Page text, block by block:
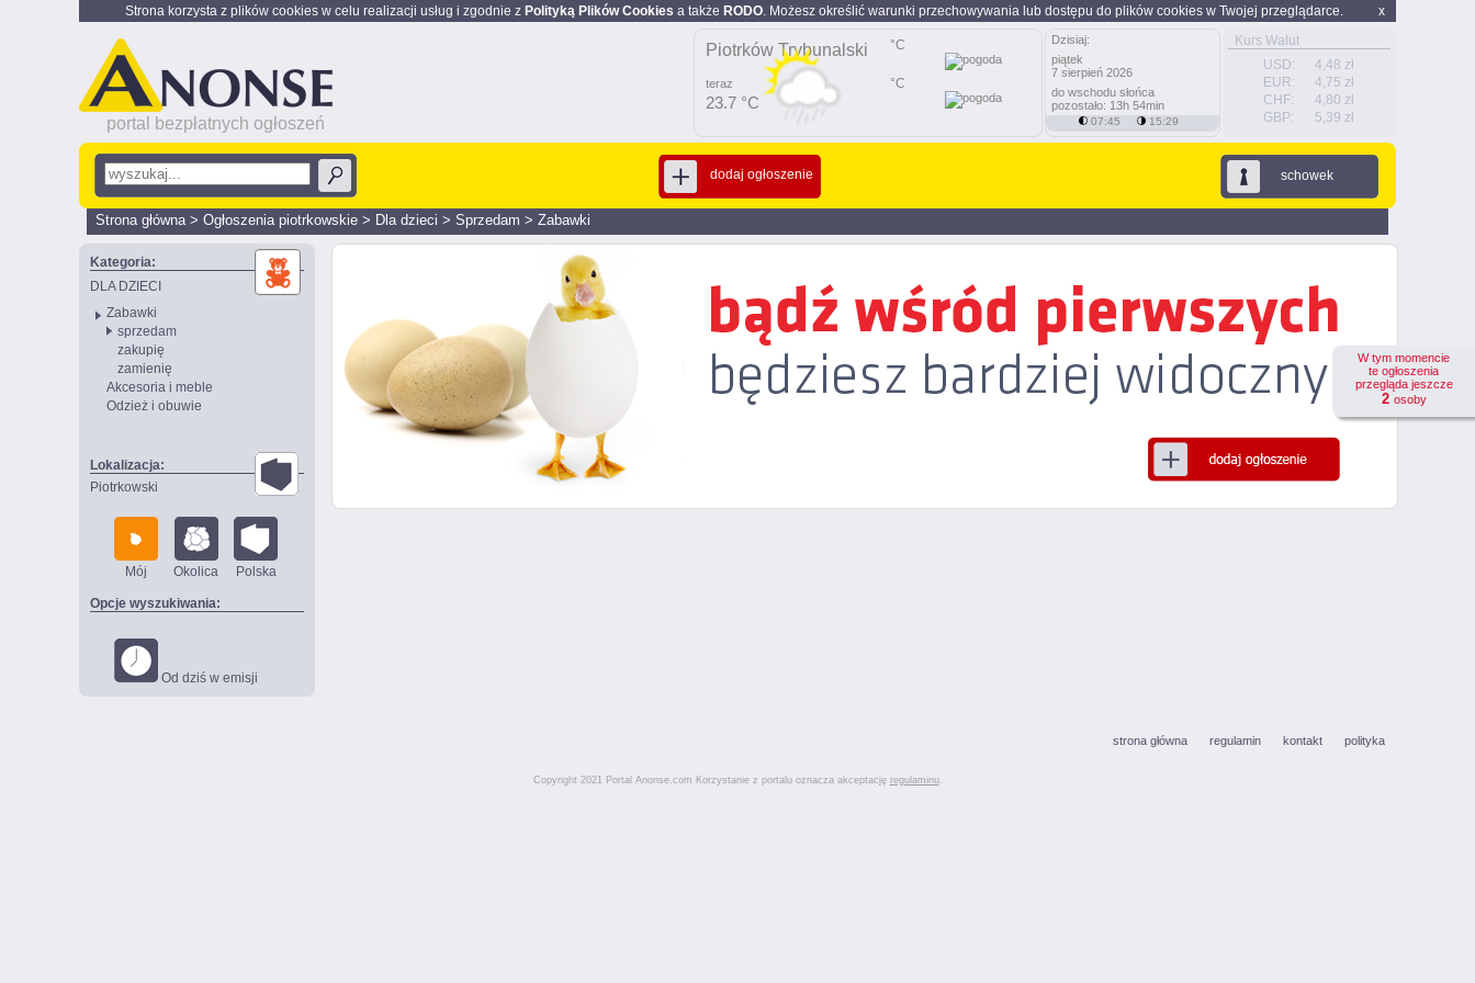
x
Strona korzysta z plików cookies w celu realizacji usług i zgodnie z Polityką Plików Cookies a także RODO. Możesz określić warunki przechowywania lub dostępu do plików cookies w Twojej przeglądarce.
portal bezpłatnych ogłoszeń
Kurs Walut
USD:
4,48 zł
EUR:
4,75 zł
CHF:
4,80 zł
GBP:
5,39 zł
Piotrków Trybunalski
teraz
23.7 °C
°C
°C
Dzisiaj:
piątek
7 sierpień 2026
do wschodu słońca
pozostało: 13h 54min
07:45 15:29
schowek
dodaj ogłoszenie
Strona główna> Ogłoszenia piotrkowskie > Dla dzieci > Sprzedam > Zabawki
Kategoria:
DLA DZIECI
Zabawki
sprzedam
zakupię
zamienię
Akcesoria i meble
Odzież i obuwie
Lokalizacja:
Piotrkowski
Mój Okolica Polska
Opcje wyszukiwania:
Od dziś w emisji
W tym momencie
te ogłoszenia
przegląda jeszcze
2 osoby
strona główna regulamin kontakt polityka
Copyright 2021 Portal Anonse.com Korzystanie z portalu oznacza akceptację regulaminu.